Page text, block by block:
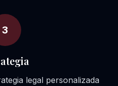
3
legal personalizada